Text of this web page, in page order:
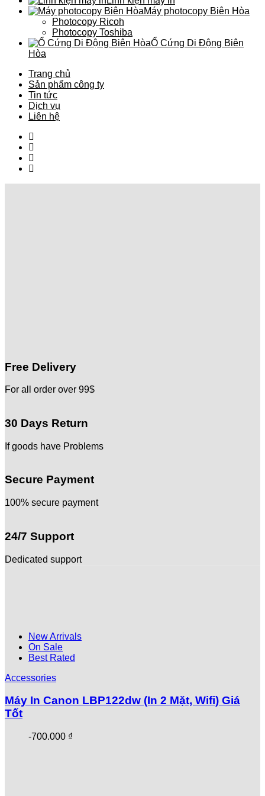
Máy photocopy Biên Hòa
Photocopy Ricoh
Photocopy Toshiba
Ổ Cứng Di Động Biên
Hòa
Trang chủ
Sản phẩm công ty
Tin tức
Dịch vụ
Liên hệ
Free Delivery
For all order over 99$
30 Days Return
If goods have Problems
Secure Payment
100% secure payment
24/7 Support
Dedicated support
New Arrivals
On Sale
Best Rated
Accessories
Máy In Canon LBP122dw (In 2 Mặt, Wifi) Giá
Tốt
-700.000 ₫